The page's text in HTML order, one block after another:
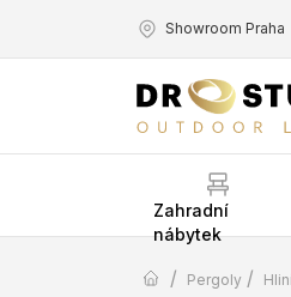
Showroom Praha
Zahradní
nábytek
/ Pergoly /